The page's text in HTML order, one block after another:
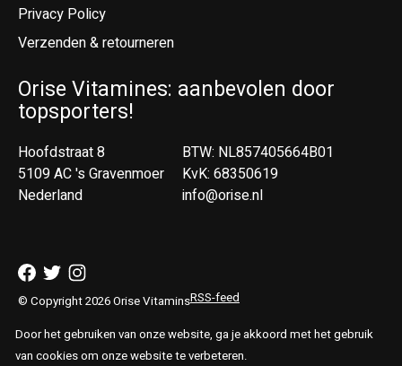
Privacy Policy
Verzenden & retourneren
Orise Vitamines: aanbevolen door
topsporters!
Hoofdstraat 8
5109 AC 's Gravenmoer
Nederland
BTW: NL857405664B01
KvK: 68350619
info@orise.nl
© Copyright 2026 Orise VitaminsRSS-feed
Door het gebruiken van onze website, ga je akkoord met het gebruik
van cookies om onze website te verbeteren.